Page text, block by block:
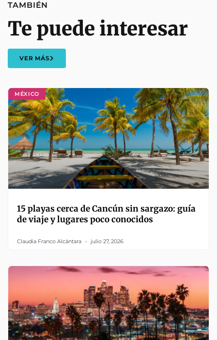
MÉXICO
15 playas cerca de Cancún sin sargazo: guía
de viaje y lugares poco conocidos
Claudia Franco Alcántara julio 27, 2026
TAMBIÉN
Te puede interesar
VER MÁS